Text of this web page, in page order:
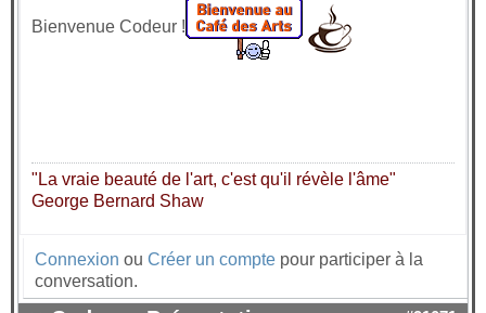
Bienvenue Codeur !
"La vraie beauté de l'art, c'est qu'il révèle l'âme"
George Bernard Shaw
Connexion ou Créer un compte pour participer à la
conversation.